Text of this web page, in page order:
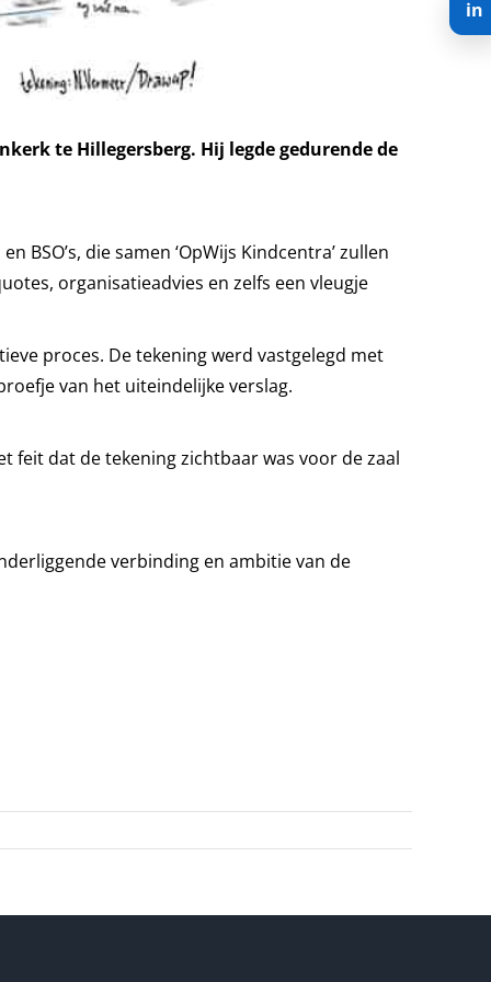
te Hillegersberg. Hij legde gedurende de
die samen ‘OpWijs Kindcentra’ zullen
organisatieadvies en zelfs een vleugje
proces. De tekening werd vastgelegd met
van het uiteindelijke verslag.
feit dat de tekening zichtbaar was voor de zaal
verbinding en ambitie van de
in